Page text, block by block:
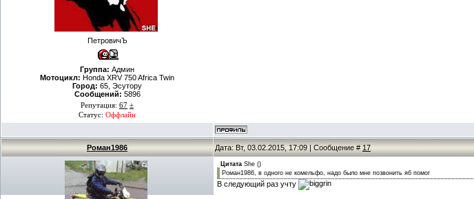
ПетровичЪ
Группа: Админ
Мотоцикл: Honda XRV 750 Africa Twin
Город: 65, Эсутору
Сообщений: 5896
Репутация: 67 ±
Статус: Оффлайн
Роман1986 Дата: Вт, 03.02.2015, 17:09 | Сообщение # 17
Цитата She ()
Роман1986, в одного не комельфо, надо было мне позвонить яб помог
В следующий раз учту